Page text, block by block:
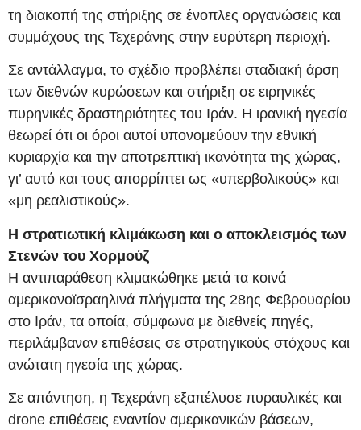
τη διακοπή της στήριξης σε ένοπλες οργανώσεις και
συμμάχους της Τεχεράνης στην ευρύτερη περιοχή.
Σε αντάλλαγμα, το σχέδιο προβλέπει σταδιακή άρση
των διεθνών κυρώσεων και στήριξη σε ειρηνικές
πυρηνικές δραστηριότητες του Ιράν. Η ιρανική ηγεσία
θεωρεί ότι οι όροι αυτοί υπονομεύουν την εθνική
κυριαρχία και την αποτρεπτική ικανότητα της χώρας,
γι’ αυτό και τους απορρίπτει ως «υπερβολικούς» και
«μη ρεαλιστικούς».
Η στρατιωτική κλιμάκωση και ο αποκλεισμός των
Στενών του Χορμούζ
Η αντιπαράθεση κλιμακώθηκε μετά τα κοινά
αμερικανοϊσραηλινά πλήγματα της 28ης Φεβρουαρίου
στο Ιράν, τα οποία, σύμφωνα με διεθνείς πηγές,
περιλάμβαναν επιθέσεις σε στρατηγικούς στόχους και
ανώτατη ηγεσία της χώρας.
Σε απάντηση, η Τεχεράνη εξαπέλυσε πυραυλικές και
drone επιθέσεις εναντίον αμερικανικών βάσεων,